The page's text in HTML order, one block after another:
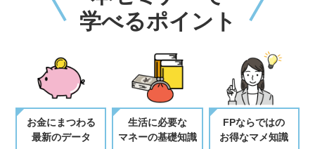
学べるポイント
お金にまつわる
最新のデータ
生活に必要な
マネーの基礎知識
FPならではの
お得なマメ知識